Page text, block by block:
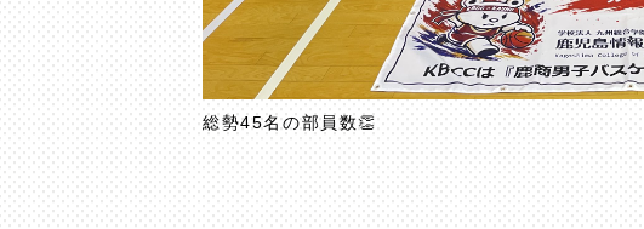
総勢45名の部員数👏